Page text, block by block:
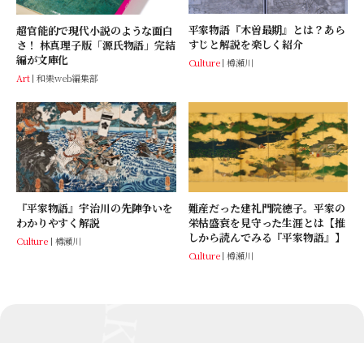
超官能的で現代小説のような面白
さ！ 林真理子版「源氏物語」完結
編が文庫化
Art 和樂web編集部
平家物語『木曽最期』とは？あら
すじと解説を楽しく紹介
Culture 樽瀬川
『平家物語』宇治川の先陣争いを
わかりやすく解説
Culture 樽瀬川
難産だった建礼門院徳子。平家の
栄枯盛衰を見守った生涯とは【推
しから読んでみる『平家物語』】
Culture 樽瀬川